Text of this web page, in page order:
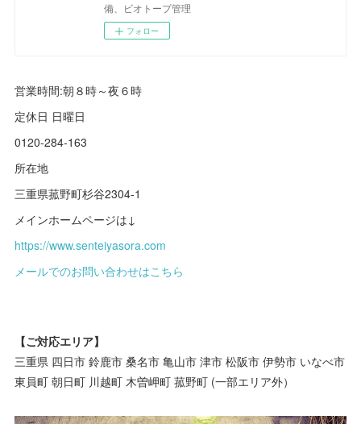
備、ビオトープ管理
フォロー
営業時間:朝８時～夜６時
定休日 日曜日
0120-284-163
所在地
三重県菰野町杉谷2304-1
メインホームページは↓
https://www.senteiyasora.com
メールでのお問い合わせはこちら
【ご対応エリア】
三重県 四日市 鈴鹿市 桑名市 亀山市 津市 松阪市 伊勢市 いなべ市
東員町 朝日町 川越町 木曽岬町 菰野町 (一部エリア外）